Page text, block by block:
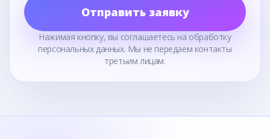
Отправить заявку
Нажимая кнопку, вы соглашаетесь на обработку
персональных данных. Мы не передаем контакты
третьим лицам.